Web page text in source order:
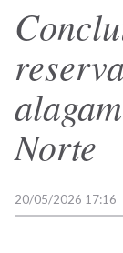
Norte
20/05/2026 17:16